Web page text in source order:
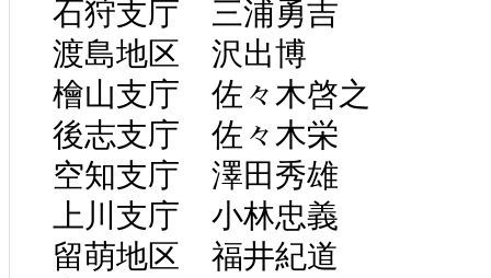
石狩支庁 三浦勇吉
渡島地区 沢出博
檜山支庁 佐々木啓之
後志支庁 佐々木栄
空知支庁 澤田秀雄
上川支庁 小林忠義
留萌地区 福井紀道